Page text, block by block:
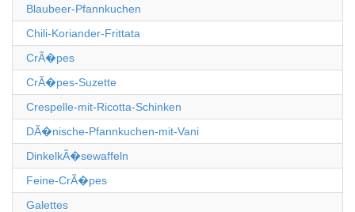
Blaubeer-Pfannkuchen
Chili-Koriander-Frittata
CrÃ�pes
CrÃ�pes-Suzette
Crespelle-mit-Ricotta-Schinken
DÃ�nische-Pfannkuchen-mit-Vani
DinkelkÃ�sewaffeln
Feine-CrÃ�pes
Galettes